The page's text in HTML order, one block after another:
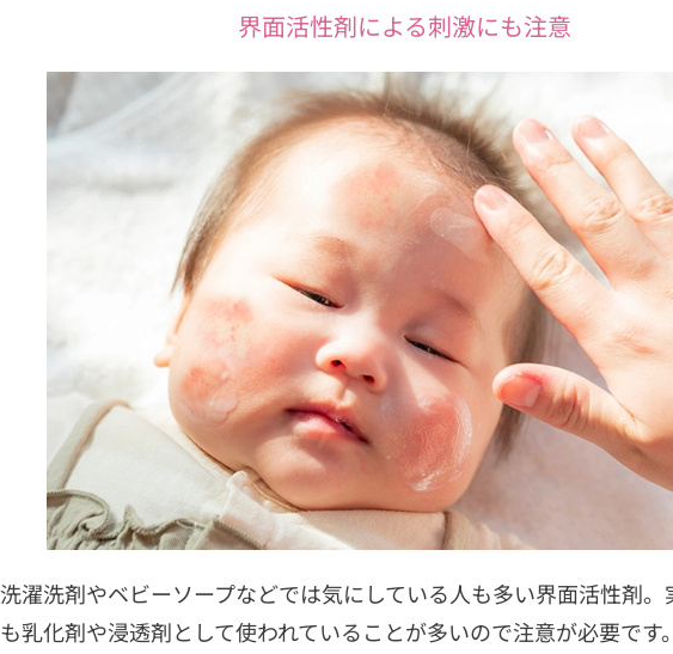
界面活性剤による刺激にも注意
洗濯洗剤やベビーソープなどでは気にしている人も多い界面活性剤
も乳化剤や浸透剤として使われていることが多いので注意が必要です